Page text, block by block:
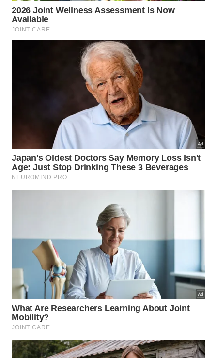
Como pequenos atos transformam
as portarias residenciais?
A desnaturalização da indiferença cotidiana cria
ambientes de trabalho muito mais acolhedores e
dignos. Quando os moradores tomam essa
iniciativa, eles promovem oreconhecimento social
e mostram que a verdadeira gentileza reside nos
detalhes práticos da rotina.
Construir uma cultura baseada no respeito mútuo
dentro das grandes cidades exige pequenos passos
individuais diários. Chamar oporteiropelo próprio
nome reflete maturidade emocional e fortalece os
alicerces fundamentais para uma verdadeira e ativa
empatiasocial.